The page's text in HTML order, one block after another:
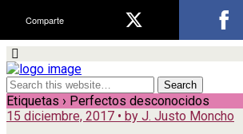
Etiquetas › Perfectos desconocidos
15 diciembre, 2017 • by J. Justo Moncho
Comparte